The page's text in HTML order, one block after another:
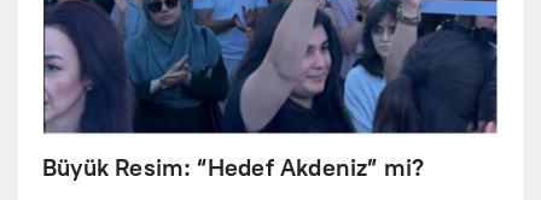
Büyük Resim: “Hedef Akdeniz” mi?